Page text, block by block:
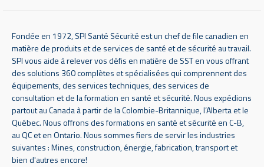
Fondée en 1972, SPI Santé Sécurité est un chef de file canadien en
matière de produits et de services de santé et de sécurité au travail.
SPI vous aide à relever vos défis en matière de SST en vous offrant
des solutions 360 complètes et spécialisées qui comprennent des
équipements, des services techniques, des services de
consultation et de la formation en santé et sécurité. Nous expédions
partout au Canada à partir de la Colombie-Britannique, l’Alberta et le
Québec. Nous offrons des formations en santé et sécurité en C-B,
au QC et en Ontario. Nous sommes fiers de servir les industries
suivantes : Mines, construction, énergie, fabrication, transport et
bien d'autres encore!